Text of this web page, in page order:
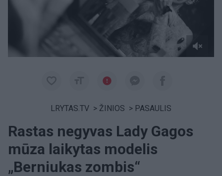
LRYTAS.TV > ŽINIOS > PASAULIS
Rastas negyvas Lady Gagos
mūza laikytas modelis
„Berniukas zombis“